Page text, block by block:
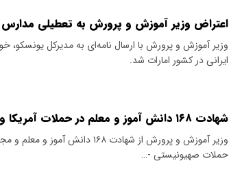
اعتراض وزیر آموزش و پرورش به تعطیلی مدارس
وزیر آموزش‌ و پرورش با ارسال نامه‌ای به مدیرکل یونسکو،
ایرانی در کشور امارات شد.
شهادت ۱۶۸ دانش آموز و معلم در حملات آمریکا و اسرائیل / ۲۰ مدرسه تخریب شد
حملات صهیونیستی -…